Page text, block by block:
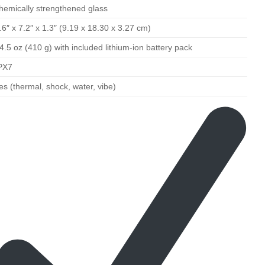
strengthened glass
x 7.2″ x 1.3″ (9.19 x 18.30 x 3.27 cm)
oz (410 g) with included lithium-ion battery pack
(thermal, shock, water, vibe)